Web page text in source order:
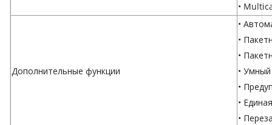
•
Дополнительные функции
•
•
•
•
•
•
•